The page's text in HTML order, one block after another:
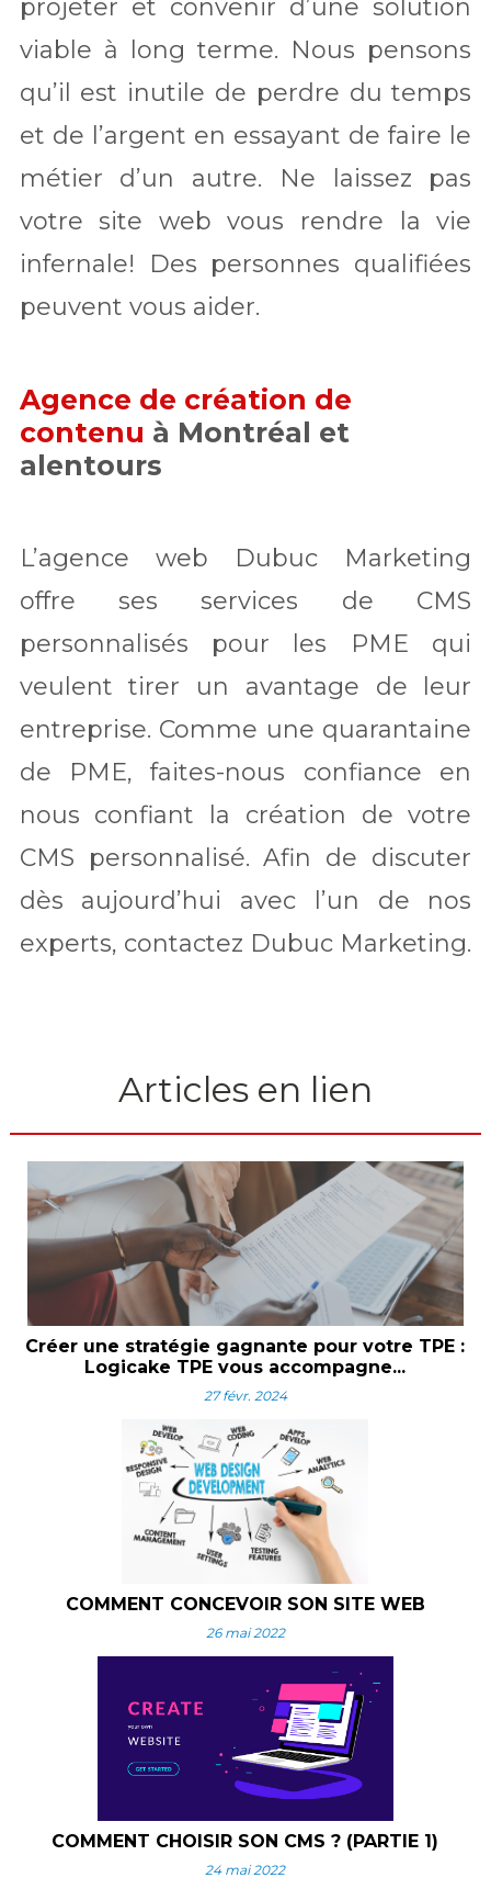
projeter et convenir d’une solution
viable à long terme. Nous pensons
qu’il est inutile de perdre du temps
et de l’argent en essayant de faire le
métier d’un autre. Ne laissez pas
votre site web vous rendre la vie
infernale! Des personnes qualifiées
peuvent vous aider.
Agence de création de
contenu à Montréal et
alentours
L’agence web Dubuc Marketing
offre ses services de CMS
personnalisés pour les PME qui
veulent tirer un avantage de leur
entreprise. Comme une quarantaine
de PME, faites-nous confiance en
nous confiant la création de votre
CMS personnalisé. Afin de discuter
dès aujourd’hui avec l’un de nos
experts, contactez Dubuc Marketing.
Articles en lien
Créer une stratégie gagnante pour votre TPE :
Logicake TPE vous accompagne...
27 févr. 2024
COMMENT CONCEVOIR SON SITE WEB
26 mai 2022
COMMENT CHOISIR SON CMS ? (PARTIE 1)
24 mai 2022